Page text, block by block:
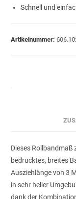
Schnell und
Artikelnummer:
Dieses Rollbandmaß
bedrucktes, breites
Ausziehlänge von 3
in sehr heller
dank der